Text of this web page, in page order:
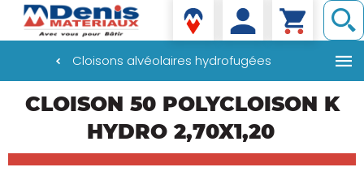
Denis matériaux
Cloisons alvéolaires hydrofugées
CLOISON 50 POLYCLOISON K
HYDRO 2,70X1,20